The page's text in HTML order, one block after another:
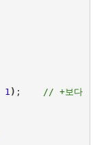
1 ) ;
// +보다